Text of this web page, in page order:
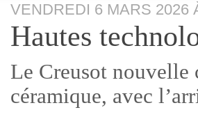
VENDREDI 6 MARS 2026
Hautes
Le Creusot nouvelle
céramique, avec